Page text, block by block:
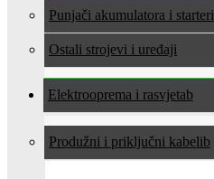
Punjači akumulatora i starteri
Ostali strojevi i uređaji
Elektrooprema i rasvjeta
Produžni i priključni kabeli